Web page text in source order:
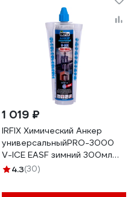
1 019 ₽
IRFIX Химический Анкер
универсальныйPRO-3000
V-ICE EASF зимний 300мл
20031
4.3(30)